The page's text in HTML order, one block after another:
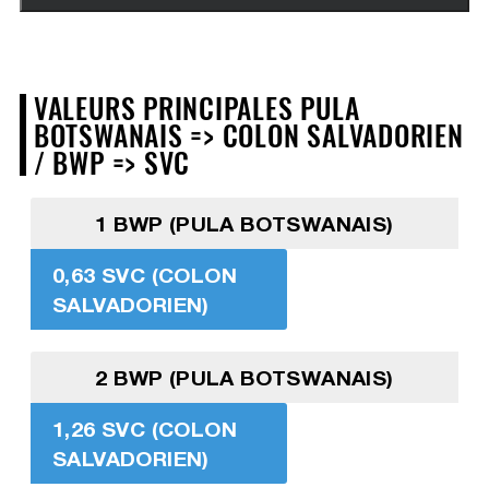
VALEURS PRINCIPALES PULA
BOTSWANAIS => COLON SALVADORIEN
/ BWP => SVC
1 BWP (PULA BOTSWANAIS)
0,63 SVC (COLON
SALVADORIEN)
2 BWP (PULA BOTSWANAIS)
1,26 SVC (COLON
SALVADORIEN)